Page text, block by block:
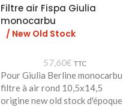
Filtre air Fispa Giulia
monocarbu
/ New Old Stock
57,60€ TTC
Pour Giulia Berline monocarbu
filtre à air rond 10,5x14,5
origine new old stock d'époque